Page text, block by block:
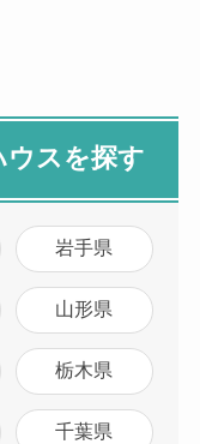
ウスを探す
岩手県
山形県
栃木県
千葉県